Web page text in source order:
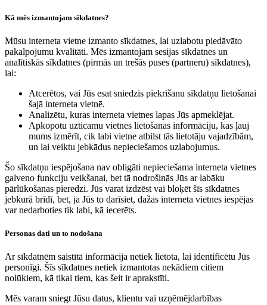
Kā mēs izmantojam sīkdatnes?
Mūsu interneta vietne izmanto sīkdatnes, lai uzlabotu piedāvāto
pakalpojumu kvalitāti. Mēs izmantojam sesijas sīkdatnes un
analītiskās sīkdatnes (pirmās un trešās puses (partneru) sīkdatnes),
lai:
Atcerētos, vai Jūs esat sniedzis piekrišanu sīkdatņu lietošanai
šajā interneta vietnē.
Analizētu, kuras interneta vietnes lapas Jūs apmeklējat.
Apkopotu uzticamu vietnes lietošanas informāciju, kas ļauj
mums izmērīt, cik labi vietne atbilst tās lietotāju vajadzībām,
un lai veiktu jebkādus nepieciešamos uzlabojumus.
Šo sīkdatņu iespējošana nav obligāti nepieciešama interneta vietnes
galveno funkciju veikšanai, bet tā nodrošinās Jūs ar labāku
pārlūkošanas pieredzi. Jūs varat izdzēst vai bloķēt šīs sīkdatnes
jebkurā brīdī, bet, ja Jūs to darīsiet, dažas interneta vietnes iespējas
var nedarboties tik labi, kā iecerēts.
Personas dati un to nodošana
Ar sīkdatnēm saistītā informācija netiek lietota, lai identificētu Jūs
personīgi. Šīs sīkdatnes netiek izmantotas nekādiem citiem
nolūkiem, kā tikai tiem, kas šeit ir aprakstīti.
Mēs varam sniegt Jūsu datus, klientu vai uzņēmējdarbības